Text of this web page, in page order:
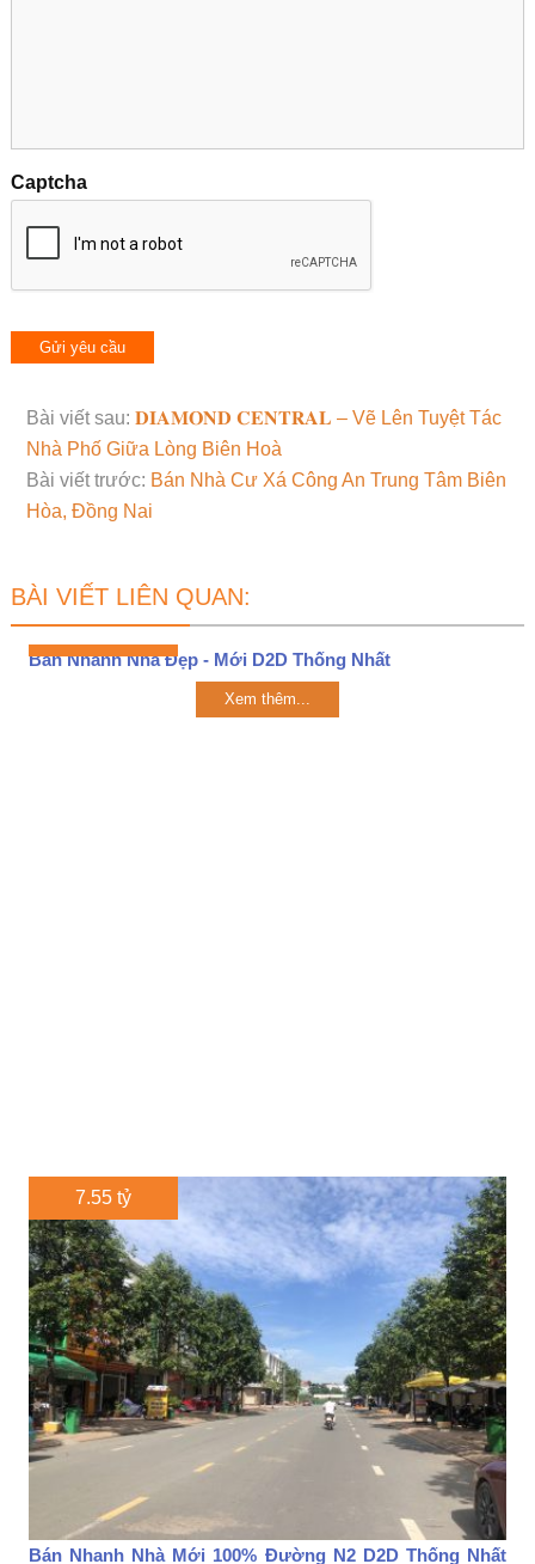
Captcha
Bài viết sau: 𝐃𝐈𝐀𝐌𝐎𝐍𝐃 𝐂𝐄𝐍𝐓𝐑𝐀𝐋 – Vẽ Lên Tuyệt Tác
Nhà Phố Giữa Lòng Biên Hoà
Bài viết trước: Bán Nhà Cư Xá Công An Trung Tâm Biên
Hòa, Đồng Nai
BÀI VIẾT LIÊN QUAN:
Bán Nhanh Nhà Đẹp - Mới D2D Thống Nhất
Xem thêm...
7.55 tỷ
Bán Nhanh Nhà Mới 100% Đường N2 D2D Thống Nhất